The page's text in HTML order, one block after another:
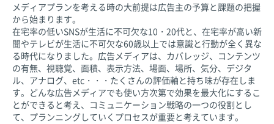
メディアプランを考える時の大前提は広告主の予算と課題の把握
から始まります。
在宅率の低いSNSが生活に不可欠な10・20代と、在宅率が高い新
聞やテレビが生活に不可欠な60歳以上では意識と行動が全く異な
る時代になりました。広告メディアは、カバレッジ、コンテンツ
の有無、視聴覚、面積、表示方法、場面、場所、気分、デジタ
ル、アナログ、etc・・・たくさんの評価軸と持ち味が存在しま
す。どんな広告メディアでも使い方次第で効果を最大化にするこ
とができると考え、コミュニケーション戦略の一つの役割とし
て、プランニングしていくプロセスが重要と考えています。